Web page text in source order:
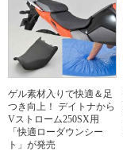
ゲル素材入りで快適＆足
つき向上！ デイトナから
Vストローム250SX用
「快適ローダウンシー
ト」が発売